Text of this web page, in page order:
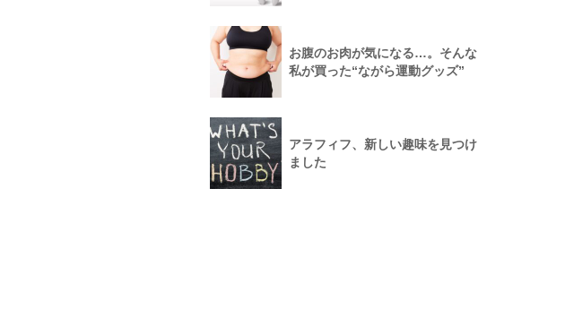
お腹のお肉が気になる…。そんな
私が買った“ながら運動グッズ”
アラフィフ、新しい趣味を見つけ
ました